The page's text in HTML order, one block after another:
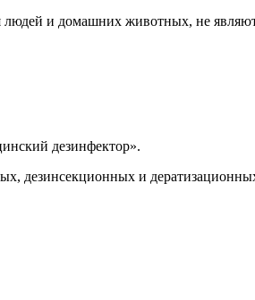
и домашних животных, не
дезинфектор».
и